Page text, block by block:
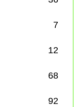
7
12
68
92